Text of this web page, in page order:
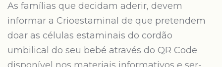
As famílias que decidam aderir, devem
informar a Crioestaminal de que pretendem
doar as células estaminais do cordão
umbilical do seu bebé através do QR Code